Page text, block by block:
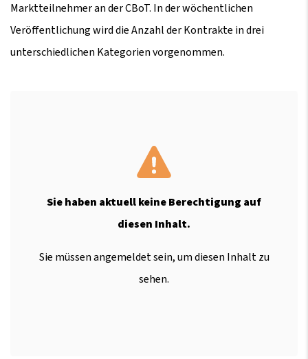
Marktteilnehmer an der CBoT. In der wöchentlichen
Veröffentlichung wird die Anzahl der Kontrakte in drei
unterschiedlichen Kategorien vorgenommen.
Sie haben aktuell keine Berechtigung auf
diesen Inhalt.
Sie müssen angemeldet sein, um diesen Inhalt zu
sehen.